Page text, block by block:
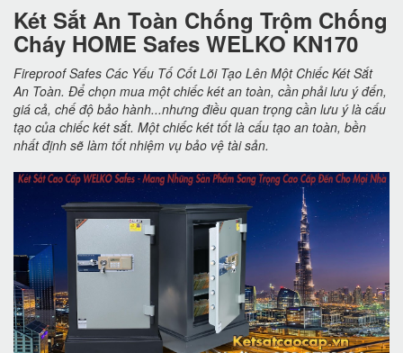
Két Sắt An Toàn Chống Trộm Chống
Cháy HOME Safes WELKO KN170
Fireproof Safes Các Yếu Tố Cốt Lõi Tạo Lên Một Chiếc Két Sắt
An Toàn. Để chọn mua một chiếc két an toàn, cần phải lưu ý đến,
giá cả, chế độ bảo hành...nhưng điều quan trọng cần lưu ý là cấu
tạo của chiếc két sắt. Một chiếc két tốt là cấu tạo an toàn, bền
nhất định sẽ làm tốt nhiệm vụ bảo vệ tài sản.